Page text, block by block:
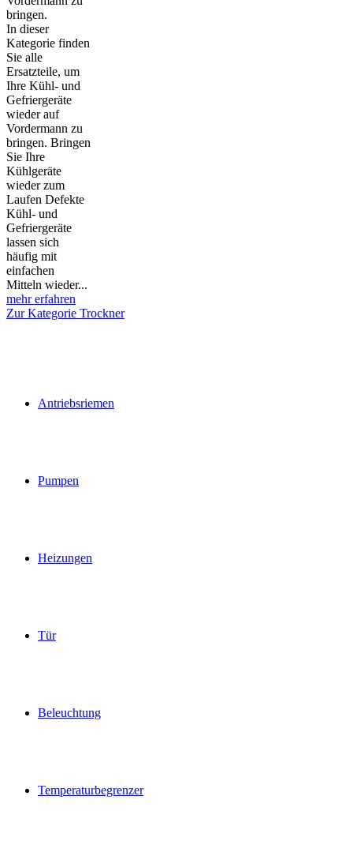
bringen.
In dieser
Kategorie finden
Sie alle
Ersatzteile, um
Ihre Kühl- und
Gefriergeräte
wieder auf
Vordermann zu
bringen. Bringen
Sie Ihre
Kühlgeräte
wieder zum
Laufen Defekte
Kühl- und
Gefriergeräte
lassen sich
häufig mit
einfachen
Mitteln wieder...
mehr erfahren
Zur Kategorie Trockner
Antriebsriemen
Pumpen
Heizungen
Tür
Beleuchtung
Temperaturbegrenzer